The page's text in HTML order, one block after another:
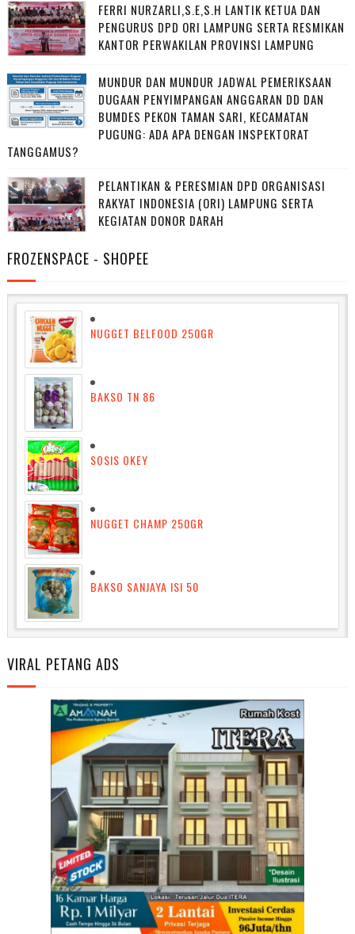
FERRI NURZARLI,S.E,S.H LANTIK KETUA DAN
PENGURUS DPD ORI LAMPUNG SERTA RESMIKAN
KANTOR PERWAKILAN PROVINSI LAMPUNG
MUNDUR DAN MUNDUR JADWAL PEMERIKSAAN
DUGAAN PENYIMPANGAN ANGGARAN DD DAN
BUMDES PEKON TAMAN SARI, KECAMATAN
PUGUNG: ADA APA DENGAN INSPEKTORAT
TANGGAMUS?
PELANTIKAN & PERESMIAN DPD ORGANISASI
RAKYAT INDONESIA (ORI) LAMPUNG SERTA
KEGIATAN DONOR DARAH
FROZENSPACE - SHOPEE
NUGGET BELFOOD 250GR
BAKSO TN 86
SOSIS OKEY
NUGGET CHAMP 250GR
BAKSO SANJAYA ISI 50
VIRAL PETANG ADS